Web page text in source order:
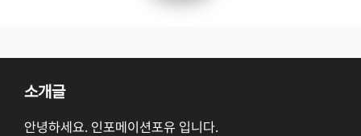
소개글
안녕하세요. 인포메이션포유 입니다.